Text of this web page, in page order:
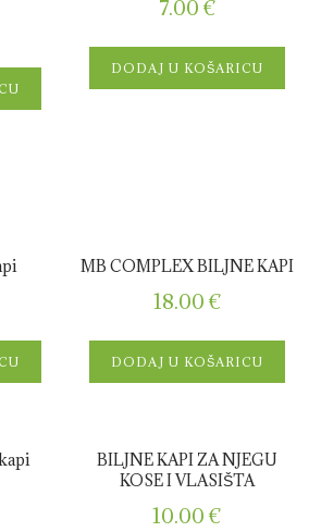
7.00 €
DODAJ U KOŠARICU
MB COMPLEX BILJNE KAPI
18.00 €
DODAJ U KOŠARICU
BILJNE KAPI ZA NJEGU
KOSE I VLASIŠTA
10.00 €